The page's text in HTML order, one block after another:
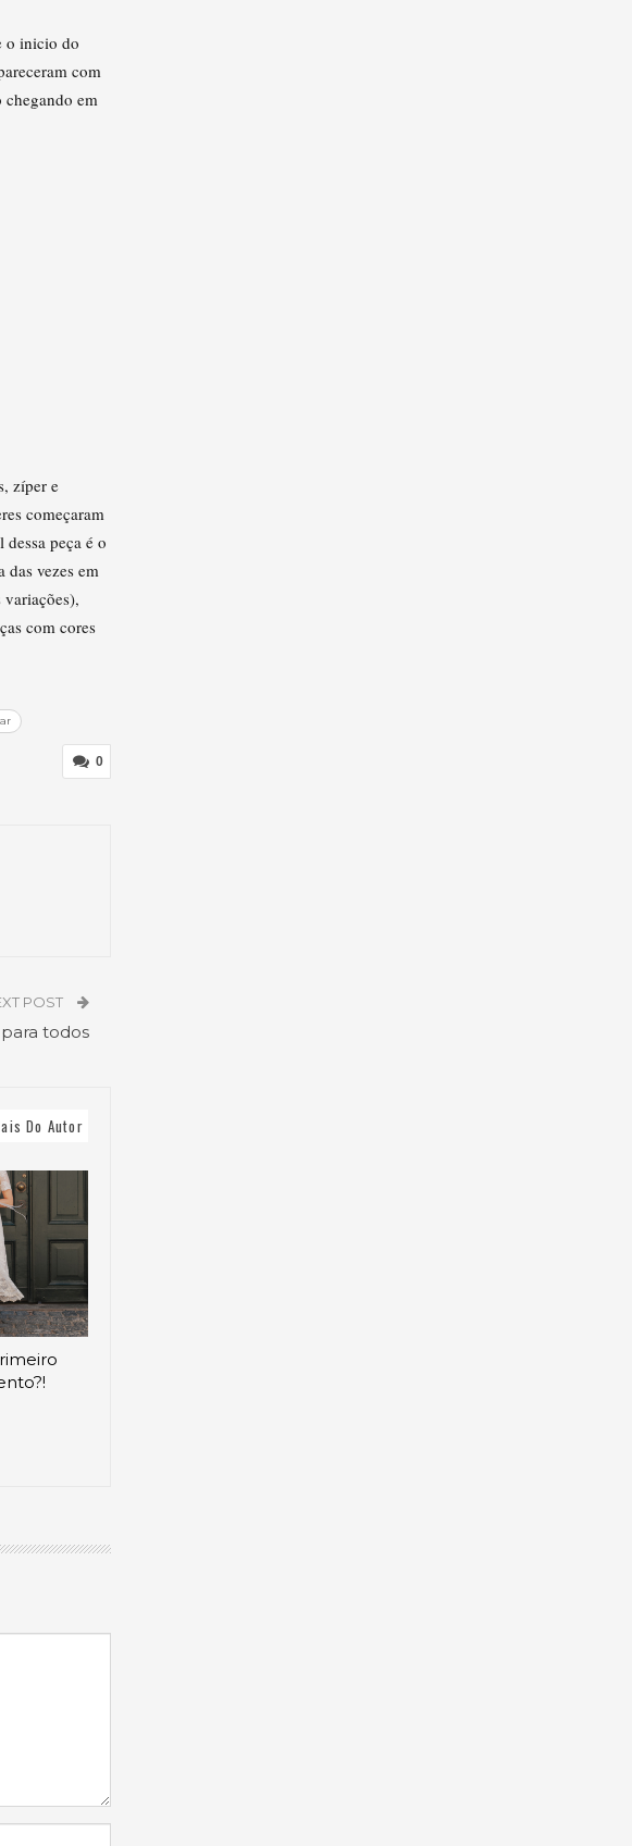
o inicio do
com
chegando em
zíper e
começaram
peça é o
das vezes em
com cores
0
POST
todos
Do Autor